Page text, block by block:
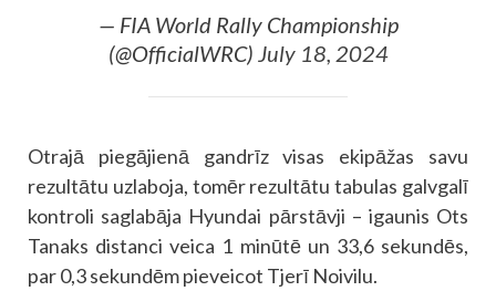
— FIA World Rally Championship
(@OfficialWRC) July 18, 2024
Otrajā piegājienā gandrīz visas ekipāžas savu
rezultātu uzlaboja, tomēr rezultātu tabulas galvgalī
kontroli saglabāja Hyundai pārstāvji – igaunis Ots
Tanaks distanci veica 1 minūtē un 33,6 sekundēs,
par 0,3 sekundēm pieveicot Tjerī Noivilu.